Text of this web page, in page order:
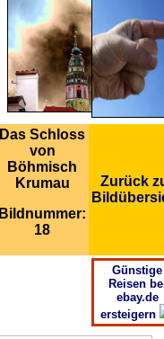
Das Schloss
von
Böhmisch
Krumau
Bildnummer:
18
Zurück
Günstige
Reisen
ebay.de
ersteigern